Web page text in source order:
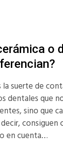
o
suerte de
dentales que
sino que
consiguen
en cuenta…